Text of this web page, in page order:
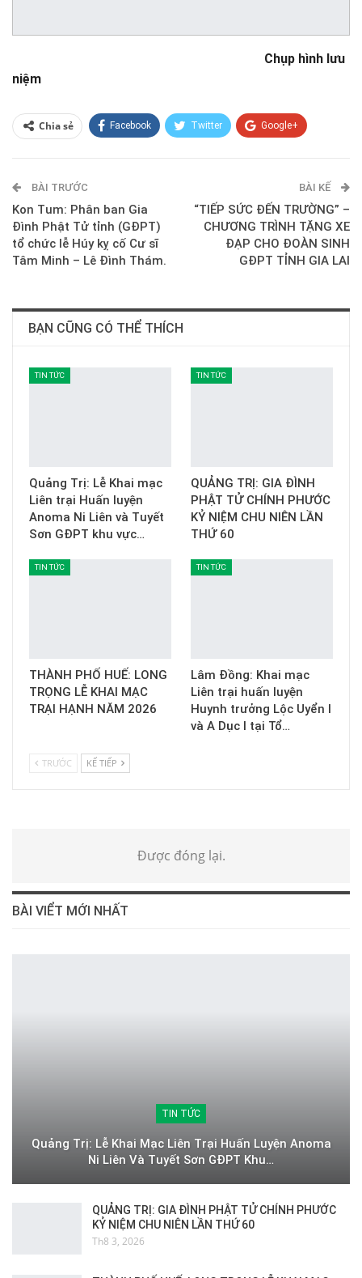
Chụp hình lưu
niệm
Chia sẻ Facebook Twitter Google+
E-mail
BÀI TRƯỚC
Kon Tum: Phân ban Gia
Đình Phật Tử tỉnh (GĐPT)
tổ chức lễ Húy kỵ cố Cư sĩ
Tâm Minh – Lê Đình Thám.
BÀI KẾ
“TIẾP SỨC ĐẾN TRƯỜNG” –
CHƯƠNG TRÌNH TẶNG XE
ĐẠP CHO ĐOÀN SINH
GĐPT TỈNH GIA LAI
BẠN CŨNG CÓ THỂ THÍCH
TIN TỨC
Quảng Trị: Lễ Khai mạc
Liên trại Huấn luyện
Anoma Ni Liên và Tuyết
Sơn GĐPT khu vực…
TIN TỨC
QUẢNG TRỊ: GIA ĐÌNH
PHẬT TỬ CHÍNH PHƯỚC
KỶ NIỆM CHU NIÊN LẦN
THỨ 60
TIN TỨC
THÀNH PHỐ HUẾ: LONG
TRỌNG LỄ KHAI MẠC
TRẠI HẠNH NĂM 2026
TIN TỨC
Lâm Đồng: Khai mạc
Liên trại huấn luyện
Huynh trưởng Lộc Uyển I
và A Dục I tại Tổ…
TRƯỚC KẾ TIẾP
Được đóng lại.
BÀI VIỂT MỚI NHẤT
TIN TỨC
Quảng Trị: Lễ Khai Mạc Liên Trại Huấn Luyện Anoma
Ni Liên Và Tuyết Sơn GĐPT Khu…
QUẢNG TRỊ: GIA ĐÌNH PHẬT TỬ CHÍNH PHƯỚC
KỶ NIỆM CHU NIÊN LẦN THỨ 60
Th8 3, 2026